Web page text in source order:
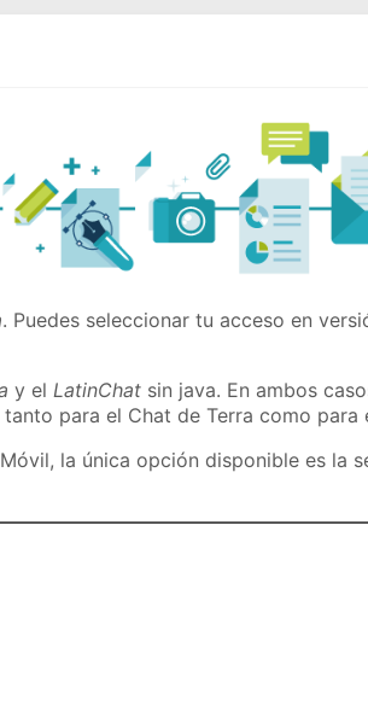
. Puedes seleccionar tu acceso en
y elLatinChat sin java. En ambos
tanto para el Chat de Terra como para
la única opción disponible es la